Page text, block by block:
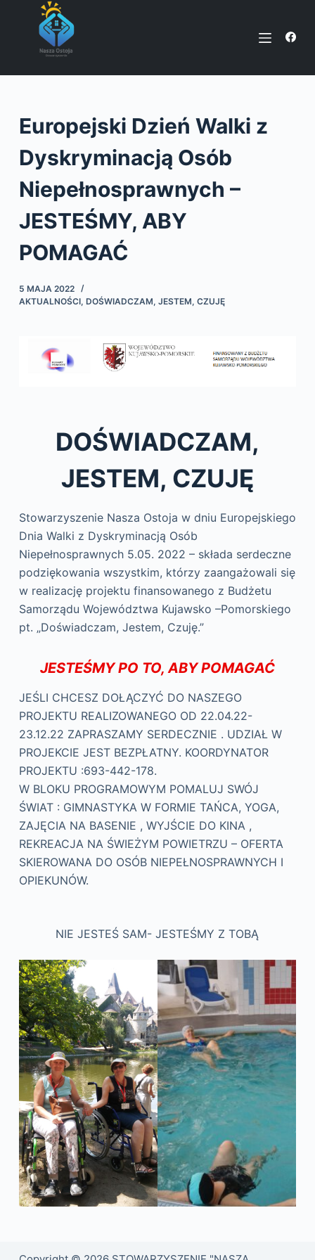
o
Europejski Dzień Walki z
Dyskryminacją Osób
Niepełnosprawnych –
JESTEŚMY, ABY
POMAGAĆ
5 MAJA 2022
AKTUALNOŚCI, DOŚWIADCZAM, JESTEM, CZUJĘ
DOŚWIADCZAM,
JESTEM, CZUJĘ
Stowarzyszenie Nasza Ostoja w dniu Europejskiego
Dnia Walki z Dyskryminacją Osób
Niepełnosprawnych 5.05. 2022 – składa serdeczne
podziękowania wszystkim, którzy zaangażowali się
w realizację projektu finansowanego z Budżetu
Samorządu Województwa Kujawsko –Pomorskiego
pt. „Doświadczam, Jestem, Czuję.”
JESTEŚMY PO TO, ABY POMAGAĆ
JEŚLI CHCESZ DOŁĄCZYĆ DO NASZEGO
PROJEKTU REALIZOWANEGO OD 22.04.22-
23.12.22 ZAPRASZAMY SERDECZNIE . UDZIAŁ W
PROJEKCIE JEST BEZPŁATNY. KOORDYNATOR
PROJEKTU :693-442-178.
W BLOKU PROGRAMOWYM POMALUJ SWÓJ
ŚWIAT : GIMNASTYKA W FORMIE TAŃCA, YOGA,
ZAJĘCIA NA BASENIE , WYJŚCIE DO KINA ,
REKREACJA NA ŚWIEŻYM POWIETRZU – OFERTA
SKIEROWANA DO OSÓB NIEPEŁNOSPRAWNYCH I
OPIEKUNÓW.
NIE JESTEŚ SAM- JESTEŚMY Z TOBĄ